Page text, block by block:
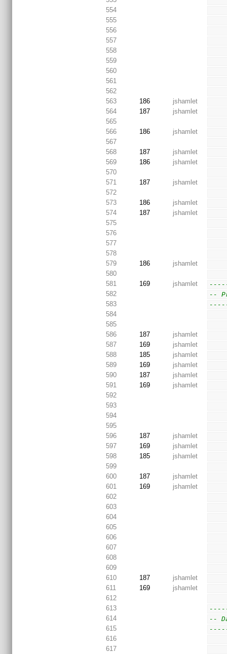
554
555
556
557
558
559
560
561
562
563
186
jshamlet
564
187
jshamlet
565
566
186
jshamlet
567
568
187
jshamlet
569
186
jshamlet
570
571
187
jshamlet
572
573
186
jshamlet
574
187
jshamlet
575
576
577
578
579
186
jshamlet
580
581
169 jshamlet
582
--
583
584
585
586
187
jshamlet
587
169
jshamlet
588
185
jshamlet
589
169
jshamlet
590
187
jshamlet
591
169
jshamlet
592
593
594
595
596
187
jshamlet
597
169
jshamlet
598
185
jshamlet
599
600
187
jshamlet
601
169
jshamlet
602
603
604
605
606
607
608
609
610
187
jshamlet
611
169
jshamlet
612
613
614
--
615
616
617